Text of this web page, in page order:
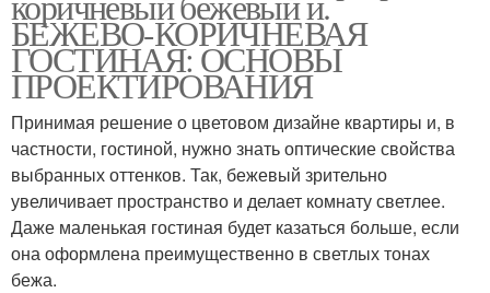
БЕЖЕВО-КОРИЧНЕВАЯ
ГОСТИНАЯ: ОСНОВЫ
ПРОЕКТИРОВАНИЯ
Принимая решение о цветовом дизайне квартиры и, в
частности, гостиной, нужно знать оптические свойства
выбранных оттенков. Так, бежевый зрительно
увеличивает пространство и делает комнату светлее.
Даже маленькая гостиная будет казаться больше, если
она оформлена преимущественно в светлых тонах
бежа.